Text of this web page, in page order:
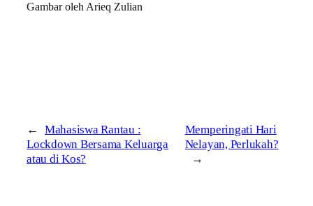
Gambar oleh Arieq Zulian
←
Mahasiswa Rantau :
Lockdown Bersama Keluarga
atau di Kos?
Memperingati Hari
Nelayan, Perlukah?
→